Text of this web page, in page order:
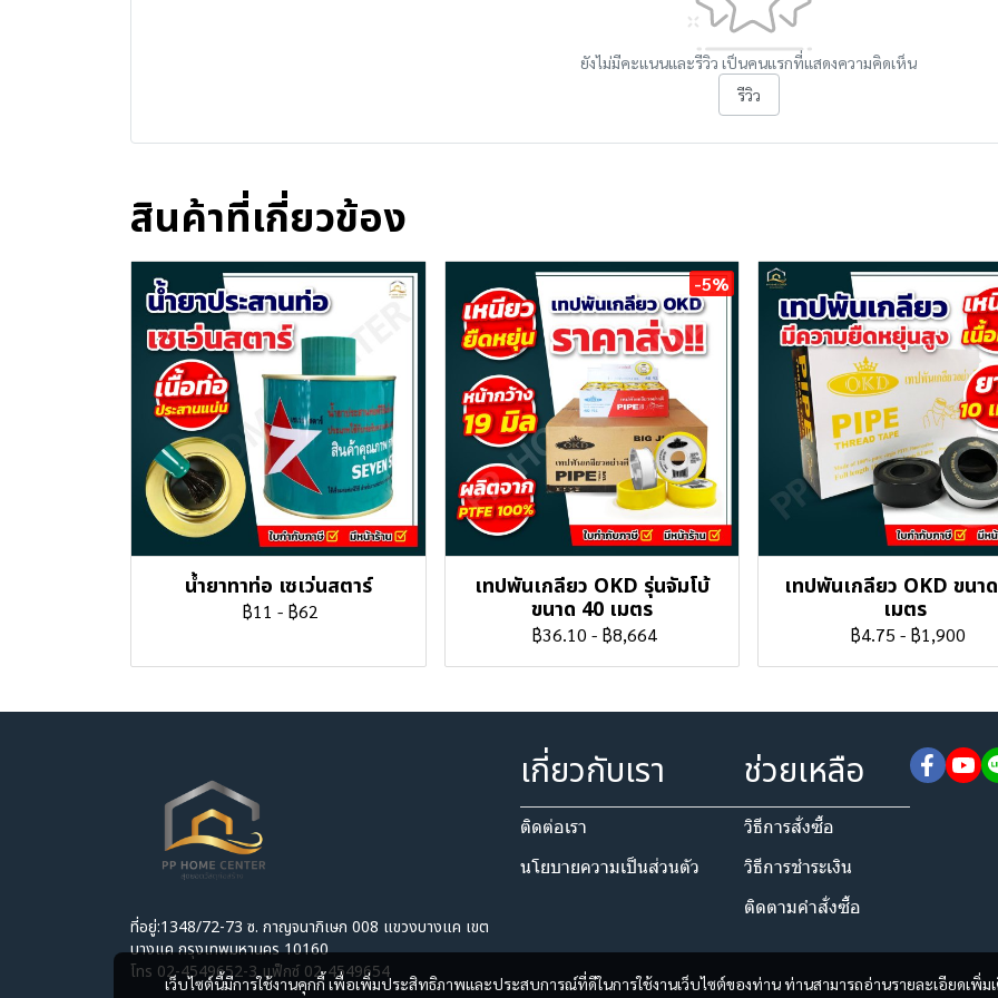
ยังไม่มีคะแนนและรีวิว เป็นคนแรกที่แสดงความคิดเห็น
รีวิว
สินค้าที่เกี่ยวข้อง
น้ำยาทาท่อ เซเว่นสตาร์
฿11 - ฿62
-5%
เทปพันเกลียว OKD รุ่นจัมโบ้
ขนาด 40 เมตร
฿36.10 - ฿8,664
เทปพันเกลียว OKD ขนา
เมตร
฿4.75 - ฿1,900
เว็บไซต์นี้มีการใช้งานคุกกี้ เพื่อเพิ่มประสิทธิภาพและประสบการณ์ที่ดีในการใช้งานเว็บไซต์ของท่าน ท่านสามารถอ่านรายละเอียดเพิ่ม
ที่อยู่:1348/72-73 ซ. กาญจนาภิเษก 008 แขวงบางแค เขต
บางแค กรุงเทพมหานคร 10160
โทร 02-4549652-3 แฟ็กซ์ 02-4549654
เกี่ยวกับเรา
ติดต่อเรา
นโยบายความเป็นส่วนตัว​
ช่วยเหลือ
วิธีการสั่งซื้อ
วิธีการชำระเงิน
ติดตามคำสั่งซื้อ